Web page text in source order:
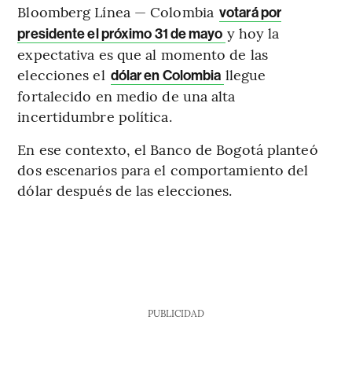
Bloomberg Línea — Colombia votará por
presidente el próximo 31 de mayo y hoy la
expectativa es que al momento de las
elecciones el dólar en Colombia llegue
fortalecido en medio de una alta
incertidumbre política.
En ese contexto, el Banco de Bogotá planteó
dos escenarios para el comportamiento del
dólar después de las elecciones.
PUBLICIDAD